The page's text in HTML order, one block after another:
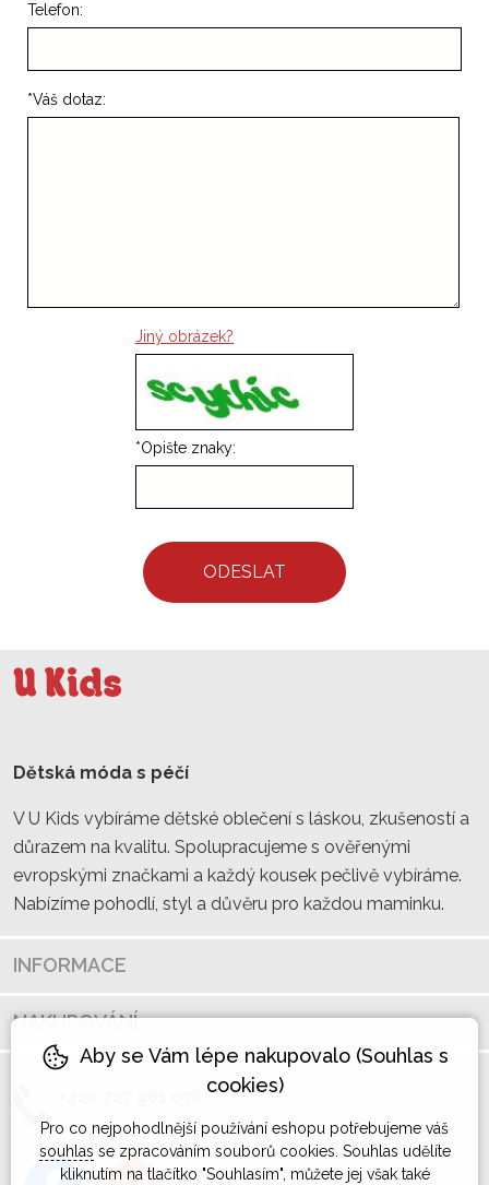
Telefon:
Váš dotaz:
*
Jiný obrázek?
Opište znaky:
*
ODESLAT
Dětská móda s péčí
V U Kids vybíráme dětské oblečení s láskou, zkušeností a
důrazem na kvalitu. Spolupracujeme s ověřenými
evropskými značkami a každý kousek pečlivě vybíráme.
Nabízíme pohodlí, styl a důvěru pro každou maminku.
INFORMACE
NAKUPOVÁNÍ
Aby se Vám lépe nakupovalo (Souhlas s
cookies)
Pro co nejpohodlnější používání eshopu potřebujeme váš
souhlas se zpracováním souborů cookies. Souhlas udělíte
kliknutím na tlačítko "Souhlasím", můžete jej však také